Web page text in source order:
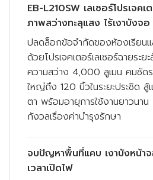
EB-L210SW เลเซอร์โปรเจ
ภาพสว่างทะลุแสง ไร้เงาบังจอ
ปลดล็อกข้อจำกัดของห้องเรียนแ
ด้วยโปรเจคเตอร์เลเซอร์ฉายระ
ความสว่าง 4,000 ลูเมน คมชัด
ใหญ่ถึง 120 นิ้วในระยะประชิด
ตา พร้อมอายุการใช้งานยาวนา
กังวลเรื่องค่าบำรุงรักษา
จบปัญหาพื้นที่แคบ เงาบังหน้า
เวลาเปิดไฟ